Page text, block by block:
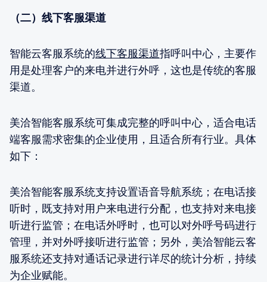
（二）线下客服渠道
智能云客服系统的线下客服渠道指呼叫中心，主要作
用是处理客户的来电并进行外呼，这也是传统的客服
渠道。
美洽智能客服系统可集成完整的呼叫中心，适合电话
端客服需求密集的企业使用，且适合所有行业。具体
如下：
美洽智能客服系统支持设置语音导航系统；在电话接
听时，既支持对用户来电进行分配，也支持对来电接
听进行监管；在电话外呼时，也可以对外呼号码进行
管理，并对外呼接听进行监管；另外，美洽智能云客
服系统还支持对通话记录进行详尽的统计分析，持续
为企业赋能。